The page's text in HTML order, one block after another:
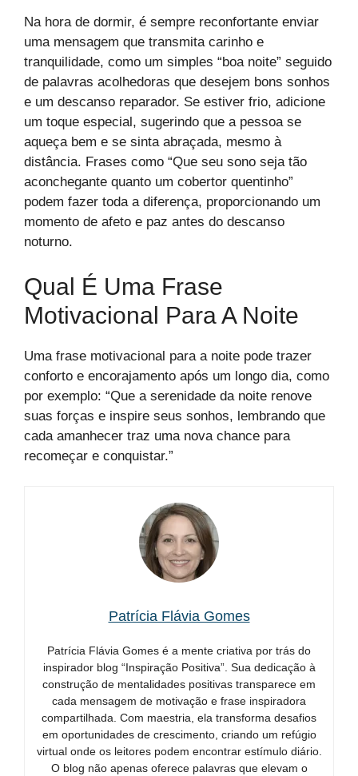
Na hora de dormir, é sempre reconfortante enviar
uma mensagem que transmita carinho e
tranquilidade, como um simples “boa noite” seguido
de palavras acolhedoras que desejem bons sonhos
e um descanso reparador. Se estiver frio, adicione
um toque especial, sugerindo que a pessoa se
aqueça bem e se sinta abraçada, mesmo à
distância. Frases como “Que seu sono seja tão
aconchegante quanto um cobertor quentinho”
podem fazer toda a diferença, proporcionando um
momento de afeto e paz antes do descanso
noturno.
Qual É Uma Frase
Motivacional Para A Noite
Uma frase motivacional para a noite pode trazer
conforto e encorajamento após um longo dia, como
por exemplo: “Que a serenidade da noite renove
suas forças e inspire seus sonhos, lembrando que
cada amanhecer traz uma nova chance para
recomeçar e conquistar.”
Patrícia Flávia Gomes
Patrícia Flávia Gomes é a mente criativa por trás do
inspirador blog “Inspiração Positiva”. Sua dedicação à
construção de mentalidades positivas transparece em
cada mensagem de motivação e frase inspiradora
compartilhada. Com maestria, ela transforma desafios
em oportunidades de crescimento, criando um refúgio
virtual onde os leitores podem encontrar estímulo diário.
O blog não apenas oferece palavras que elevam o